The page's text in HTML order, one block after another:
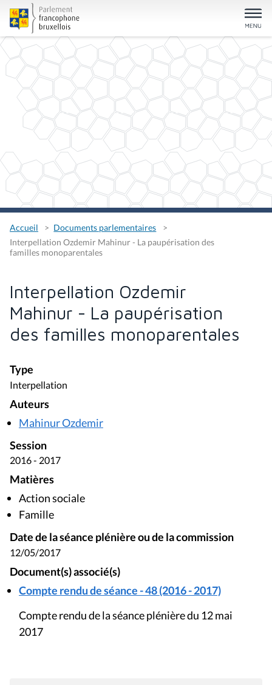
Accueil
Documents parlementaires
Interpellation Ozdemir Mahinur - La paupérisation des
familles monoparentales
Interpellation Ozdemir
Mahinur - La paupérisation
des familles monoparentales
Type
Interpellation
Auteurs
Mahinur Ozdemir
Session
2016 - 2017
Matières
Action sociale
Famille
Date de la séance plénière ou de la commission
12/05/2017
Document(s) associé(s)
Compte rendu de séance - 48 (2016 - 2017)
Compte rendu de la séance plénière du 12 mai
2017